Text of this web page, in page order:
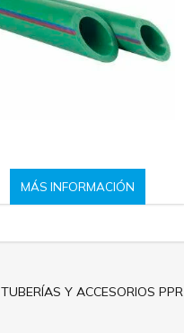
MÁS INFORMACIÓN
TUBERÍAS Y ACCESORIOS PPR